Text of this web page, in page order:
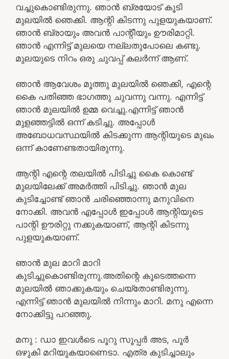
വച്ചുകൊണ്ടിരുന്നു. ഞാൻ ബ്രയോട് കൂടി
മുലയിൽ ഞെക്കി. ആന്റി കിടന്നു പുളയുകയാണ്.
ഞാൻ ബ്രായും അവൻ പാന്റീയും ഊരിമാറ്റി.
ഞാൻ എന്നിട്ട് മുലയെ നല്ലതുപോലെ കണ്ടു.
മുലയുടെ നിറം ഒരു ചുവപ്പ് കലർന്ന് ആണ്.
ഞാൻ ആവേശം മൂത്തു മുലയിൽ ഞെക്കി, എന്റെ
കൈ പതിഞ്ഞ ഭാഗത്തു ചുവന്നു വന്നു. എന്നിട്ട്
ഞാൻ മുലയിൽ ഉമ്മ വെച്ചു.എന്നിട്ട് ഞാൻ
മുളഞ്ഞട്ടിൽ ഒന്ന് കടിച്ചു. അപ്പോൾ
അബോധവസ്ഥയിൽ കിടക്കുന്ന ആന്റിയുടെ മുഖം
ഒന്ന് കാണേണ്ടതായിരുന്നു.
ആന്റി എന്റെ തലയിൽ പിടിച്ചു കൈ കൊണ്ട്
മുലയിലേക്ക് അമർത്തി പിടിച്ചു. ഞാൻ മുല
കുടിച്ചോണ്ട് ഞാൻ ചരിഞ്ഞൊന്നു മനുവിനെ
നോക്കി. അവൻ എപ്പോൾ ഇപ്പോൾ ആന്റിയുടെ
പാന്റി ഊരിറ്റു നക്കുകയാണ്, ആന്റി കിടന്നു
പുളയുകയാണ്.
ഞാൻ മുല മാറി മാറി
കുടിച്ചുകൊണ്ടിരുന്നു.അതിന്റെ കൂടെത്തന്നെ
മുലയിൽ ഞാക്കുകയും ചെയ്തോണ്ടിരുന്നു.
എന്നിട്ട് ഞാൻ മുലയിൽ നിന്നും മാറി. മനു എന്നെ
നോക്കിട്ടു പറഞ്ഞു.
മനു : ഡാ ഇവൾടെ പൂറു സൂപ്പർ അട, പൂർ
ഒഴുകി മറിയുകയാണെടാ. എത്ര കുടിച്ചാലും